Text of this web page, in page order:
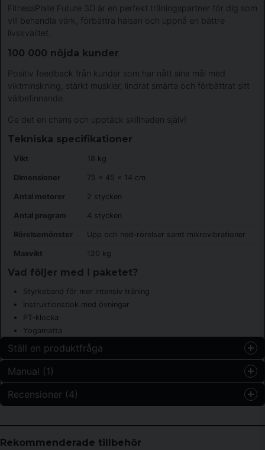
FitnessPlate Future 3D är en perfekt träningspartner för dig som
vill behandla värk, förbättra hälsan och uppnå en bättre
livskvalitet.
100 000 nöjda kunder
Positiv feedback från kunder som har nått sina mål med
viktminskning, stärkt muskler, lindrat smärta och förbättrat sitt
välbefinnande.
Ge det en chans och upptäck skillnaden själv!
Tekniska specifikationer
Vikt 18 kg
Dimensioner 75 × 45 × 14 cm
Antal motorer 2 stycken
Antal program 4 stycken
Rörelsemönster Upp och ned-rörelser samt mikrovibrationer
Maxvikt 120 kg
Vad följer med i paketet?
Styrkeband för mer intensiv träning
Instruktionsbok med övningar
PT-klocka
Yogamatta
Ställ en produktfråga
question
Fråga oss något om denna produkten...
name
Namn
Manual (1)
Nya vibrationsträningsboken.pdf
Hämta
Recensioner (4)
Carina Helena
för 5 månader sedan
Rekommenderade tillbehör